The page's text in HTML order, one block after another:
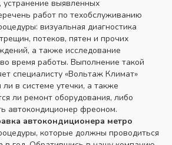
устранение выявленных
работ по техобслуживанию
визуальная диагностика
потеков, пятен и прочих
а также исследование
время работы. Выполнение такой
специалисту «Вольтаж Климат»
в системе утечки, а также
ли ремонт оборудования, либо
автокондиционер фреоном.
автокондиционера метро
которые должны проводиться